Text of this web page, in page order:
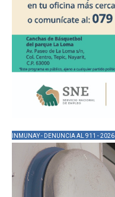
INMUNAY - DENUNCIA AL 911 - 2026